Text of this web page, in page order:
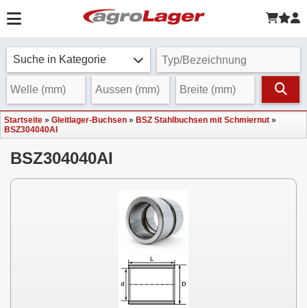
Suche in Kategorie
Startseite » Gleitlager-Buchsen » BSZ Stahlbuchsen mit Schmiernut »
BSZ304040AI
BSZ304040AI